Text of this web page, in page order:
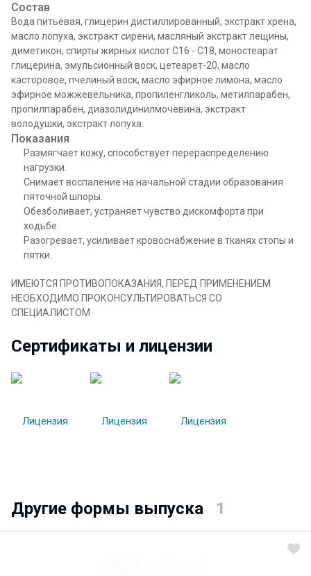
Состав
Вода питьевая, глицерин дистиллированный, экстракт хрена,
масло лопуха, экстракт сирени, масляный экстракт лещины,
диметикон, спирты жирных кислот С16 - С18, моностеарат
глицерина, эмульсионный воск, цетеарет-20, масло
касторовое, пчелиный воск, масло эфирное лимона, масло
эфирное можжевельника, пропиленгликоль, метилпарабен,
пропилпарабен, диазолидинилмочевина, экстракт
володушки, экстракт лопуха.
Показания
Размягчает кожу, способствует перераспределению
нагрузки.
Снимает воспаление на начальной стадии образования
пяточной шпоры.
Обезболивает, устраняет чувство дискомфорта при
ходьбе.
Разогревает, усиливает кровоснабжение в тканях стопы и
пятки.
ИМЕЮТСЯ ПРОТИВОПОКАЗАНИЯ, ПЕРЕД ПРИМЕНЕНИЕМ
НЕОБХОДИМО ПРОКОНСУЛЬТИРОВАТЬСЯ СО
СПЕЦИАЛИСТОМ
Сертификаты и лицензии
Другие формы выпуска 1